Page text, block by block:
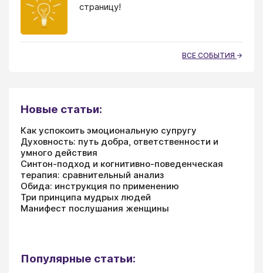
страницу!
ВСЕ СОБЫТИЯ
Новые статьи:
Как успокоить эмоциональную супругу
Духовность: путь добра, ответственности и
умного действия
Синтон-подход и когнитивно-поведенческая
терапия: сравнительный анализ
Обида: инструкция по применению
Три принципа мудрых людей
Манифест послушания женщины
Популярные статьи: